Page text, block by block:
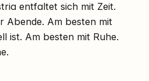
entfaltet sich mit Zeit.
Abende. Am besten mit
ist. Am besten mit Ruhe.